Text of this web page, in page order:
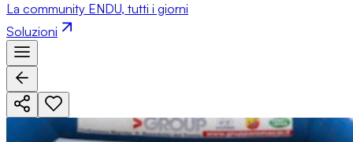
La community ENDU, tutti i giorni
Soluzioni